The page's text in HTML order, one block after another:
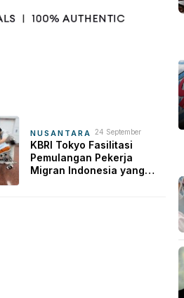
NUSANTARA 24 September
2025
KBRI Tokyo Fasilitasi
Pemulangan Pekerja
Migran Indonesia yang